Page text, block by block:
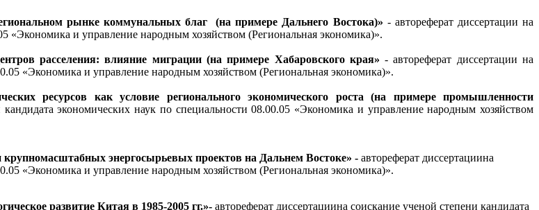
рынке коммунальных благ (на примере Дальнего Востока)» - автореферат диссертации на
«Экономика и управление народным хозяйством (Региональная экономика)».
расселения: влияние миграции (на примере Хабаровского края» - автореферат диссертации на
«Экономика и управление народным хозяйством (Региональная экономика)».
ресурсов как условие регионального экономического роста (на примере промышленности
экономических наук по специальности 08.00.05 «Экономика и управление народным хозяйством
энергосырьевых проектов на Дальнем Востоке» - автореферат диссертациина
«Экономика и управление народным хозяйством (Региональная экономика)».
развитие Китая в 1985-2005 гг.»- автореферат диссертациина соискание ученой степени кандидата